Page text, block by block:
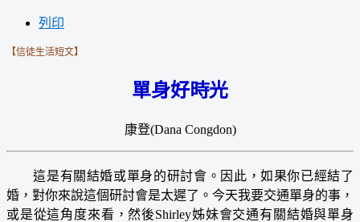
列印
【信徒生活短文】
單身好時光
康登(Dana Congdon)
這是有關結婚或單身的研討會。因此，如果你已經結了
婚，對你來說這個研討會是太遲了。今天我要交通單身的事，
或是從這角度來看，然後Shirley姊妹會交通有關結婚與單身